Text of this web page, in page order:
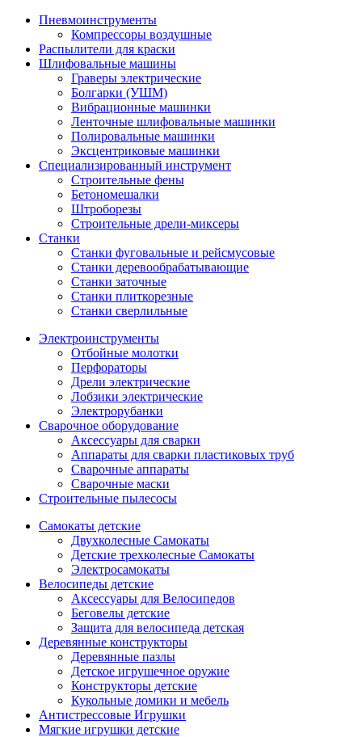
Пневмоинструменты
Компрессоры воздушные
Распылители для краски
Шлифовальные машины
Граверы электрические
Болгарки (УШМ)
Вибрационные машинки
Ленточные шлифовальные машинки
Полировальные машинки
Эксцентриковые машинки
Специализированный инструмент
Строительные фены
Бетономешалки
Штроборезы
Строительные дрели-миксеры
Станки
Станки фуговальные и рейсмусовые
Станки деревообрабатывающие
Станки заточные
Станки плиткорезные
Станки сверлильные
Электроинструменты
Отбойные молотки
Перфораторы
Дрели электрические
Лобзики электрические
Электрорубанки
Сварочное оборудование
Аксессуары для сварки
Аппараты для сварки пластиковых труб
Сварочные аппараты
Сварочные маски
Строительные пылесосы
Самокаты детские
Двухколесные Cамокаты
Детские трехколесные Самокаты
Электросамокаты
Велосипеды детские
Аксессуары для Велосипедов
Беговелы детские
Защита для велосипеда детская
Деревянные конструкторы
Деревянные пазлы
Детское игрушечное оружие
Конструкторы детские
Кукольные домики и мебель
Антистрессовые Игрушки
Мягкие игрушки детские